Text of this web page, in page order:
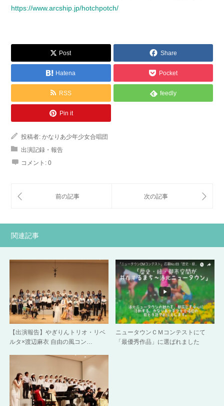
https://www.arcship.jp/hotchpotch/
Post Share
Hatena Pocket
RSS feedly
Pin it
投稿者: かなりあ少年少女合唱団
出演記録・報告
コメント: 0
関連記事
【出演報告】やぎりんトリオ・リベ
ルタ×渡辺麻衣 自由の風コン…
ニュータウンＣＭコンテストにて
「最優秀作品」に選ばれました